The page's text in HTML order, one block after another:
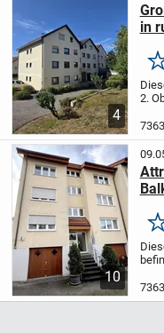
4
in
2.
ein,
10